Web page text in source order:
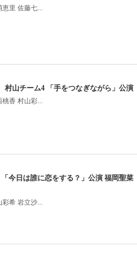
里 佐藤七...
村山チーム4 「手をつなぎながら」公演
香 村山彩...
「今日は誰に恋をする？」公演 福岡聖菜
希 岩立沙...